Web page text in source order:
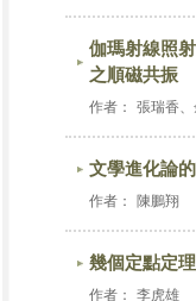
伽瑪射線照
之順磁共振
作者： 張瑞香
文學進化論
作者： 陳鵬翔
幾個定點定理
作者： 李虎雄